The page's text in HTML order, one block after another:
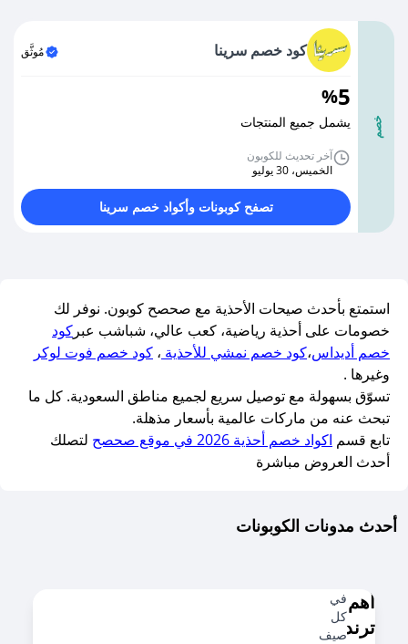
خصم
كود خصم سرينا مُوثَّق
5
%
يشمل جميع المنتجات
آخر تحديث للكوبون
الخميس، 30 يوليو
تصفح كوبونات وأكواد خصم سرينا
استمتع بأحدث صيحات الأحذية مع صحصح كوبون. نوفر لك
خصومات على أحذية رياضية، كعب عالي، شباشب عبر كود
خصم أديداس،كود خصم نمشي للأحذية ، كود خصم فوت لوكر
وغيرها .
تسوّق بسهولة مع توصيل سريع لجميع مناطق السعودية. كل ما
تبحث عنه من ماركات عالمية بأسعار مذهلة.
تابع قسم اكواد خصم أحذية 2026 في موقع صحصح
لتصلك
أحدث العروض مباشرة
أحدث مدونات الكوبونات
أهم
ترندات
في
كل
صيف،